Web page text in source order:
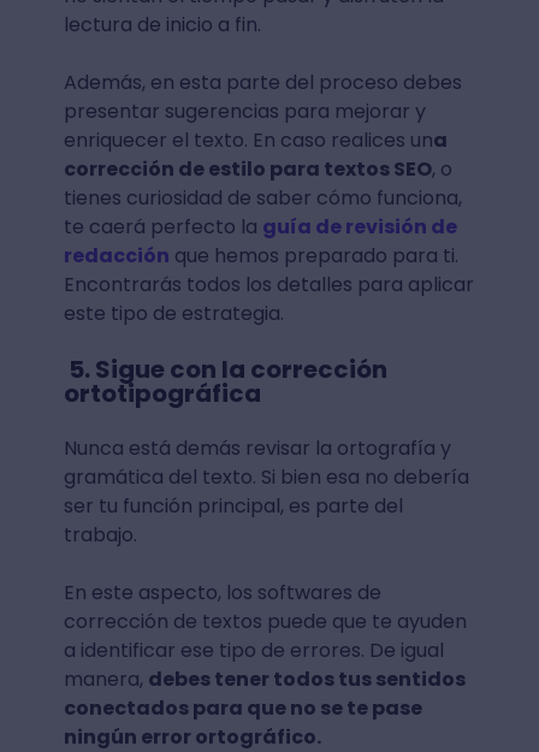
lectura de inicio a fin.
Además, en esta parte del proceso debes
presentar sugerencias para mejorar y
enriquecer el texto. En caso realices una
corrección de estilo para textos SEO, o
tienes curiosidad de saber cómo funciona,
te caerá perfecto la guía de revisión de
redacción que hemos preparado para ti.
Encontrarás todos los detalles para aplicar
este tipo de estrategia.
5. Sigue con la corrección
ortotipográfica
Nunca está demás revisar la ortografía y
gramática del texto. Si bien esa no debería
ser tu función principal, es parte del
trabajo.
En este aspecto, los softwares de
corrección de textos puede que te ayuden
a identificar ese tipo de errores. De igual
manera, debes tener todos tus sentidos
conectados para que no se te pase
ningún error ortográfico.